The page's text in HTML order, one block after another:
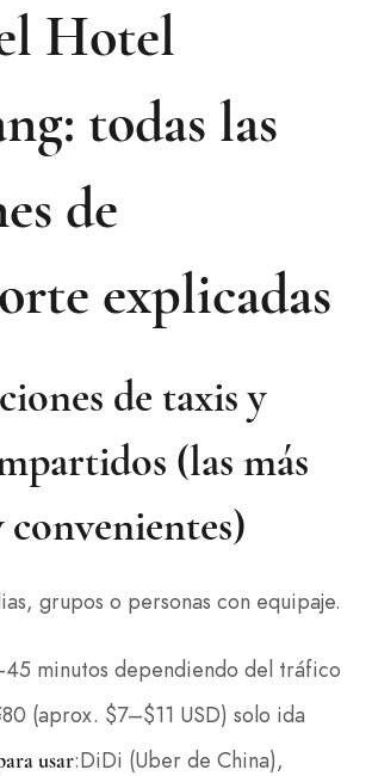
Hotel
todas las
de
explicadas
de taxis y
(las más
convenientes)
grupos o personas con equipaje.
minutos dependiendo del tráfico
(aprox. $7–$11 USD) solo ida
usar:DiDi (Uber de China),